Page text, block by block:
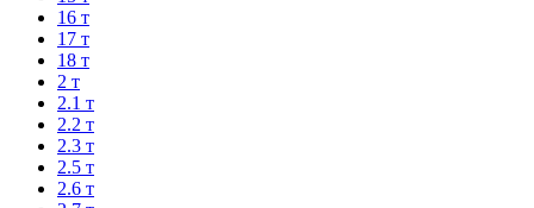
16 т
17 т
18 т
2 т
2.1 т
2.2 т
2.3 т
2.5 т
2.6 т